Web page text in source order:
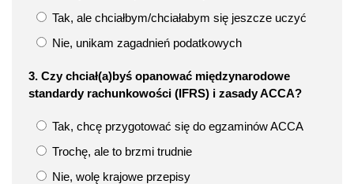
Tak, ale chciałbym/chciałabym się jeszcze uczyć
Nie, unikam zagadnień podatkowych
3. Czy chciał(a)byś opanować międzynarodowe
standardy rachunkowości (IFRS) i zasady ACCA?
Tak, chcę przygotować się do egzaminów ACCA
Trochę, ale to brzmi trudnie
Nie, wolę krajowe przepisy